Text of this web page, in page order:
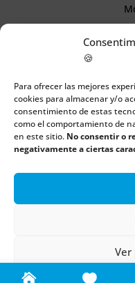
🍪
Para ofrecer las mejores
cookies para almacenar y/o
consentimiento de estas
como el comportamiento de
en este sitio. No consentir o
negativamente a ciertas
Ver